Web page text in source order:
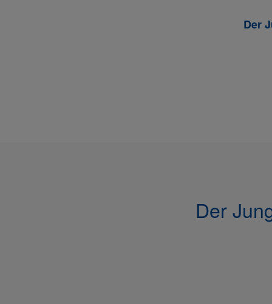
Der
Der